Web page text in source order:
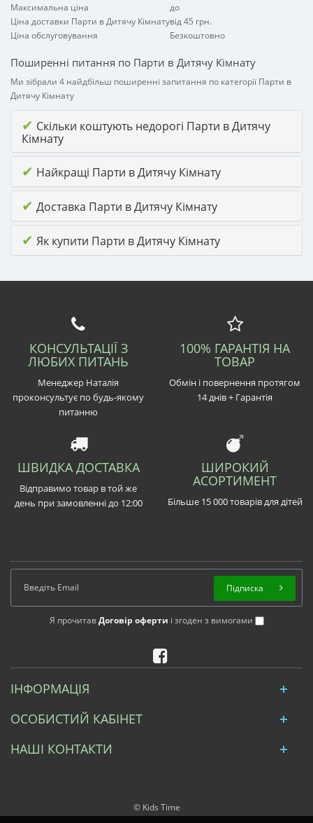
Максимальна ціна
до
Ціна доставки Парти в Дитячу Кімнатувід 45 грн.
Ціна обслуговування
Безкоштовно
Поширенні питання по Парти в Дитячу Кімнату
Ми зібрали 4 найдбільш поширенні запитання по категорії Парти в
Дитячу Кімнату
✔ Скільки коштують недорогі Парти в Дитячу
Кімнату
✔ Найкращі Парти в Дитячу Кімнату
✔ Доставка Парти в Дитячу Кімнату
✔ Як купити Парти в Дитячу Кімнату
КОНСУЛЬТАЦІЇ З
ЛЮБИХ ПИТАНЬ
Менеджер Наталія
проконсультує по будь-якому
питанню
100% ГАРАНТІЯ НА
ТОВАР
Обмін і повернення протягом
14 днів + Гарантія
ШВИДКА ДОСТАВКА
Відправимо товар в той же
день при замовленні до 12:00
ШИРОКИЙ
АСОРТИМЕНТ
Більше 15 000 товарів для дітей
Я прочитавДоговір оферти і згоден з вимогами
Підписка
ІНФОРМАЦІЯ
ОСОБИСТИЙ КАБІНЕТ
НАШІ КОНТАКТИ
© Kids Time